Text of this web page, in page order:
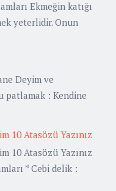
Ekmeğin katığı
yeterlidir. Onun
Deyim ve
patlamak : Kendine
10 Atasözü Yazınız
10 Atasözü Yazınız
* Cebi delik :